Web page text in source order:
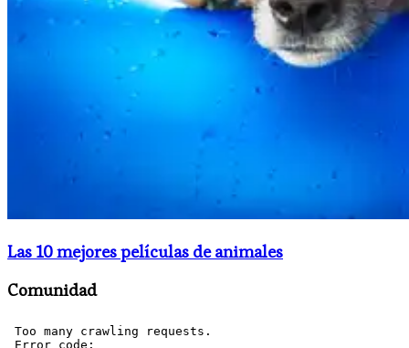
Las 10 mejores películas de animales
Comunidad